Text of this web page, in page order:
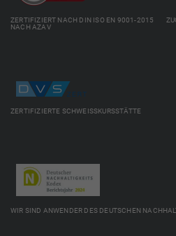
ZERTIFIZIERT NACH DIN ISO EN 9001-2015
NACH AZAV
ZERTIFIZIERTE SCHWEISSKURSSTÄTTE
WIR SIND ANWENDER DES DEUTSCHEN